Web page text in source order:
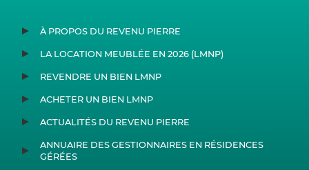
À PROPOS DU REVENU PIERRE
LA LOCATION MEUBLÉE EN 2026 (LMNP)
REVENDRE UN BIEN LMNP
ACHETER UN BIEN LMNP
ACTUALITÉS DU REVENU PIERRE
ANNUAIRE DES GESTIONNAIRES EN RÉSIDENCES
GÉRÉES